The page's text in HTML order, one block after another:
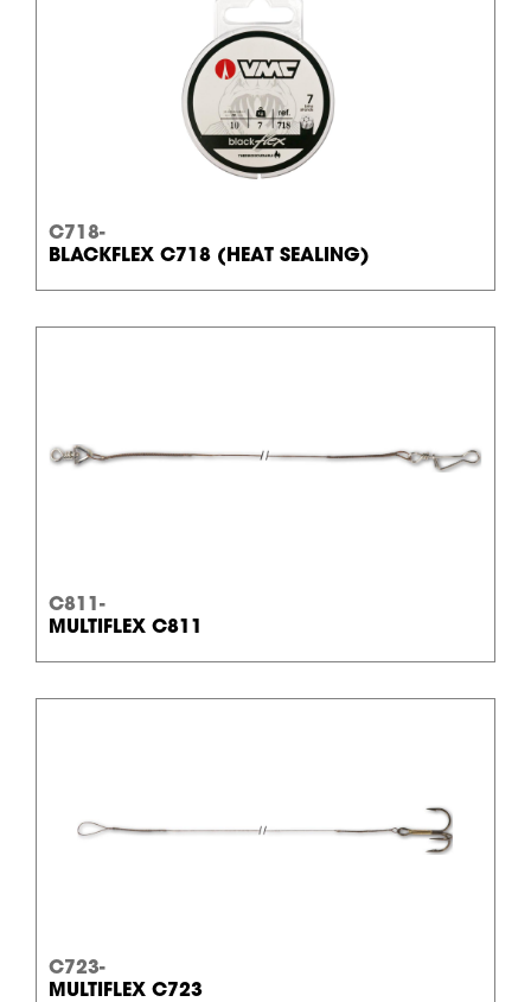
C718-
BLACKFLEX C718 (HEAT SEALING)
C811-
MULTIFLEX C811
C723-
MULTIFLEX C723